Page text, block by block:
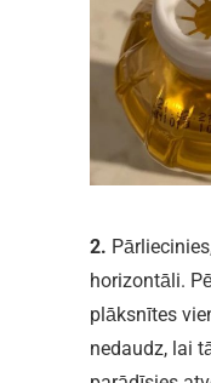
2.
horizontāli.
plāksnītes
nedaudz, lai